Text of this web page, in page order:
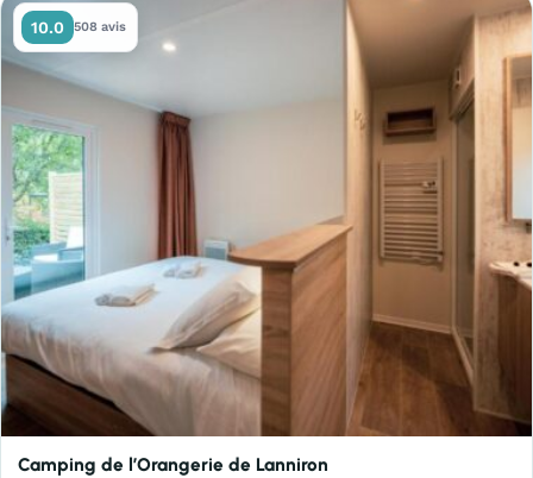
10.0 508 avis
Camping de l’Orangerie de Lanniron